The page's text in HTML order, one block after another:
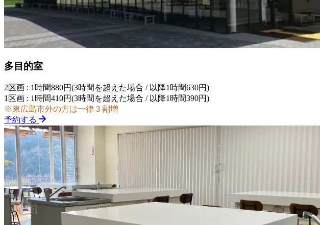
多目的室
2区画 : 1時間880円(3時間を超えた場合 / 以降1時間630円)
1区画 : 1時間410円(3時間を超えた場合 / 以降1時間390円)
※東広島市外の方は一律３割増
予約する